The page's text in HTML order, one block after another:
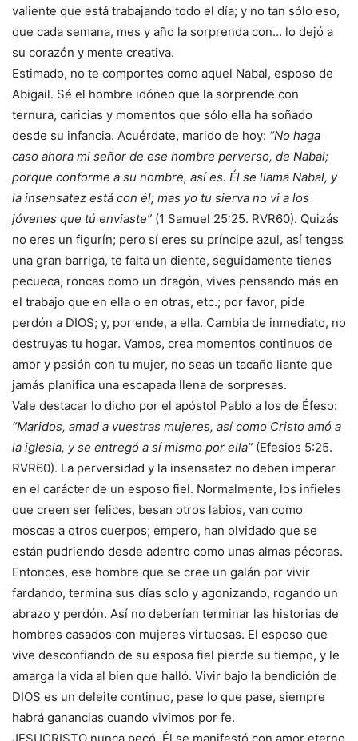
valiente que está trabajando todo el día; y no tan sólo eso,
que cada semana, mes y año la sorprenda con… lo dejó a
su corazón y mente creativa.
Estimado, no te comportes como aquel Nabal, esposo de
Abigail. Sé el hombre idóneo que la sorprende con
ternura, caricias y momentos que sólo ella ha soñado
desde su infancia. Acuérdate, marido de hoy: “No haga
caso ahora mi señor de ese hombre perverso, de Nabal;
porque conforme a su nombre, así es. Él se llama Nabal, y
la insensatez está con él; mas yo tu sierva no vi a los
jóvenes que tú enviaste” (1 Samuel 25:25. RVR60). Quizás
no eres un figurín; pero sí eres su príncipe azul, así tengas
una gran barriga, te falta un diente, seguidamente tienes
pecueca, roncas como un dragón, vives pensando más en
el trabajo que en ella o en otras, etc.; por favor, pide
perdón a DIOS; y, por ende, a ella. Cambia de inmediato, no
destruyas tu hogar. Vamos, crea momentos continuos de
amor y pasión con tu mujer, no seas un tacaño liante que
jamás planifica una escapada llena de sorpresas.
Vale destacar lo dicho por el apóstol Pablo a los de Éfeso:
“Maridos, amad a vuestras mujeres, así como Cristo amó a
la iglesia, y se entregó a sí mismo por ella” (Efesios 5:25.
RVR60). La perversidad y la insensatez no deben imperar
en el carácter de un esposo fiel. Normalmente, los infieles
que creen ser felices, besan otros labios, van como
moscas a otros cuerpos; empero, han olvidado que se
están pudriendo desde adentro como unas almas pécoras.
Entonces, ese hombre que se cree un galán por vivir
fardando, termina sus días solo y agonizando, rogando un
abrazo y perdón. Así no deberían terminar las historias de
hombres casados con mujeres virtuosas. El esposo que
vive desconfiando de su esposa fiel pierde su tiempo, y le
amarga la vida al bien que halló. Vivir bajo la bendición de
DIOS es un deleite continuo, pase lo que pase, siempre
habrá ganancias cuando vivimos por fe.